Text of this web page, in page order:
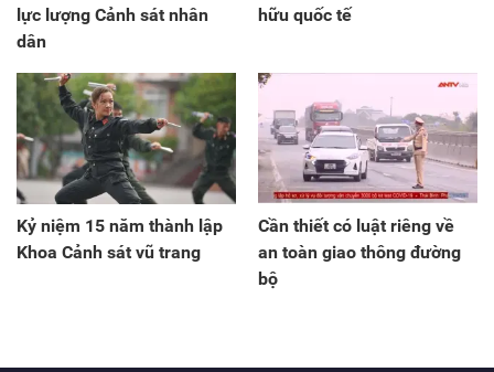
lực lượng Cảnh sát nhân
dân
hữu quốc tế
Kỷ niệm 15 năm thành lập
Khoa Cảnh sát vũ trang
Cần thiết có luật riêng về
an toàn giao thông đường
bộ